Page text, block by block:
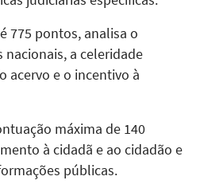
775 pontos, analisa o
a celeridade
acervo e o incentivo à
máxima de 140
à cidadã e ao cidadão e
públicas.